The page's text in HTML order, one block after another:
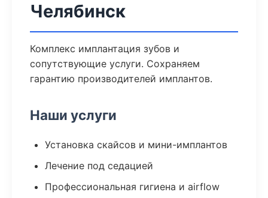
Челябинск
Комплекс имплантация зубов и
сопутствующие услуги. Сохраняем
гарантию производителей имплантов.
Наши услуги
Установка скайсов и мини-имплантов
Лечение под седацией
Профессиональная гигиена и airflow